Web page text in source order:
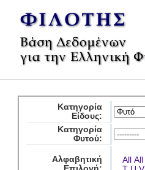
Κατηγορία
Είδους:
Κατηγορία
Φυτού:
Αλφαβητική
All All